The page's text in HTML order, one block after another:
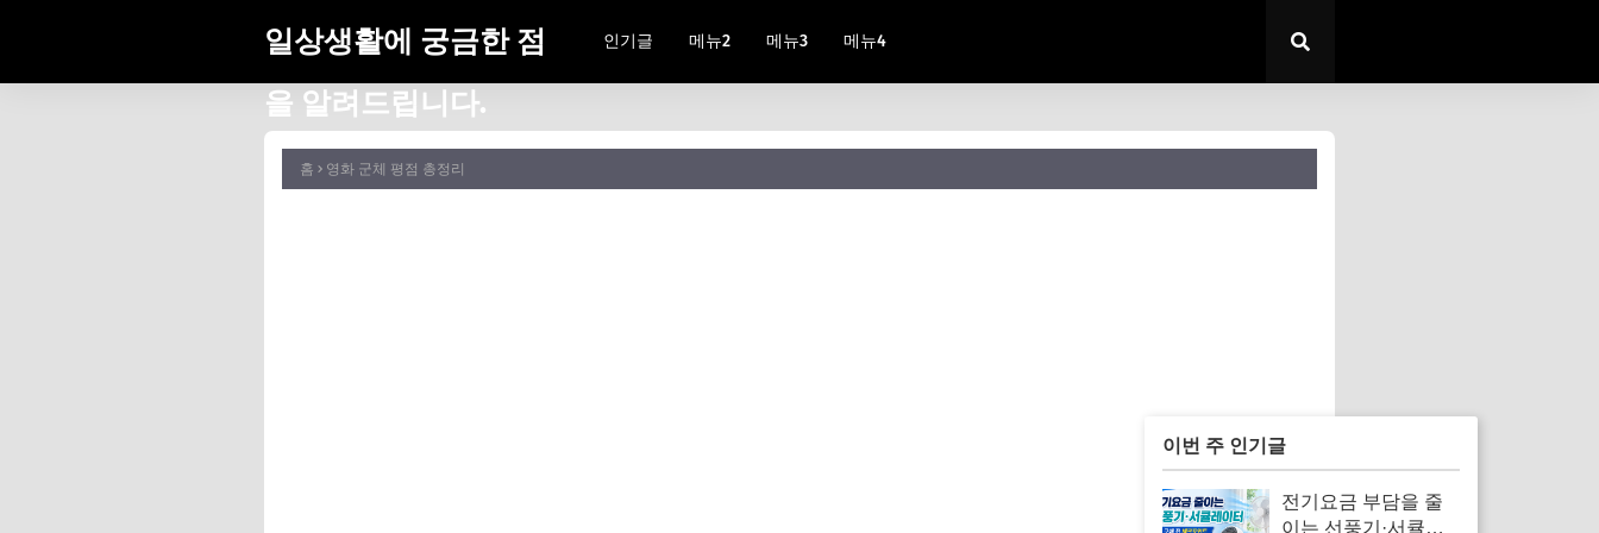
일상생활에 궁금한 점
을 알려드립니다.
인기글 메뉴2 메뉴3 메뉴4
홈 영화 군체 평점 총정리
이번 주 인기글
전기요금 부담을 줄
이는 선풍기·서큘레